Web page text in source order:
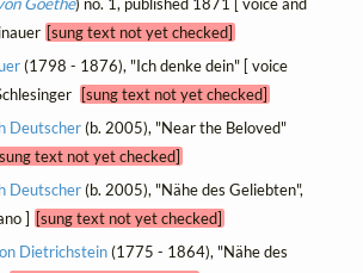
Goethe) no. 1, published 1871 [ voice and
[sung text not yet checked]
(1798 - 1876), "Ich denke dein" [ voice
[sung text not yet checked]
Deutscher(b. 2005), "Near the Beloved"
text not yet checked]
Deutscher(b. 2005), "Nähe des Geliebten",
] [sung text not yet checked]
Dietrichstein(1775 - 1864), "Nähe des